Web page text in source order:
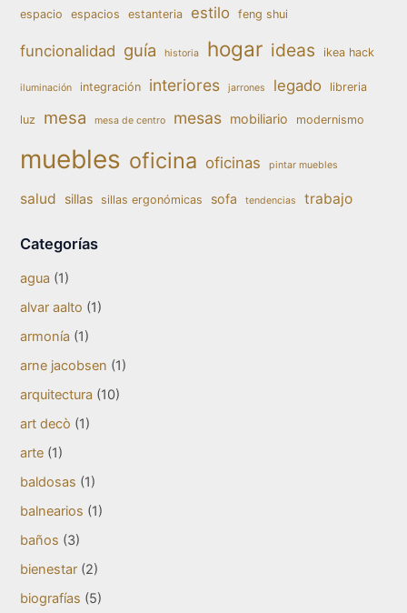
espacio espacios estanteria estilo feng shui
funcionalidad guía historia hogar ideas ikea hack
iluminación integración interiores jarrones legado libreria
luz mesa mesa de centro mesas mobiliario modernismo
muebles oficina oficinas pintar muebles
salud sillas sillas ergonómicas sofa tendencias trabajo
Categorías
agua (1)
alvar aalto (1)
armonía (1)
arne jacobsen (1)
arquitectura (10)
art decò (1)
arte (1)
baldosas (1)
balnearios (1)
baños (3)
bienestar (2)
biografías (5)